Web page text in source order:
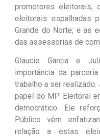
promotores eleitorais,
eleitorais espalhadas
Grande do Norte; e as
das assessorias de
Glaucio Garcia e
importância da
trabalho a ser realizado.
papel do MP Eleitoral
democrático. Ele
Público vêm
relação a estas